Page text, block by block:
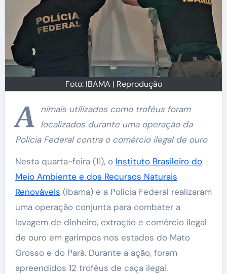
Foto: IBAMA | Reprodução
A nimais utilizados como troféus foram
localizados durante uma operação da
Polícia Federal contra o comércio ilegal de ouro
Nesta quarta-feira (11), o Instituto Brasileiro do
Meio Ambiente e dos Recursos Naturais
Renováveis (Ibama) e a Polícia Federal realizaram
uma operação conjunta para combater a
lavagem de dinheiro, extração e comércio ilegal
de ouro em garimpos nos estados do Mato
Grosso e do Pará. Durante a ação, foram
apreendidos 12 troféus de caça ilegal.